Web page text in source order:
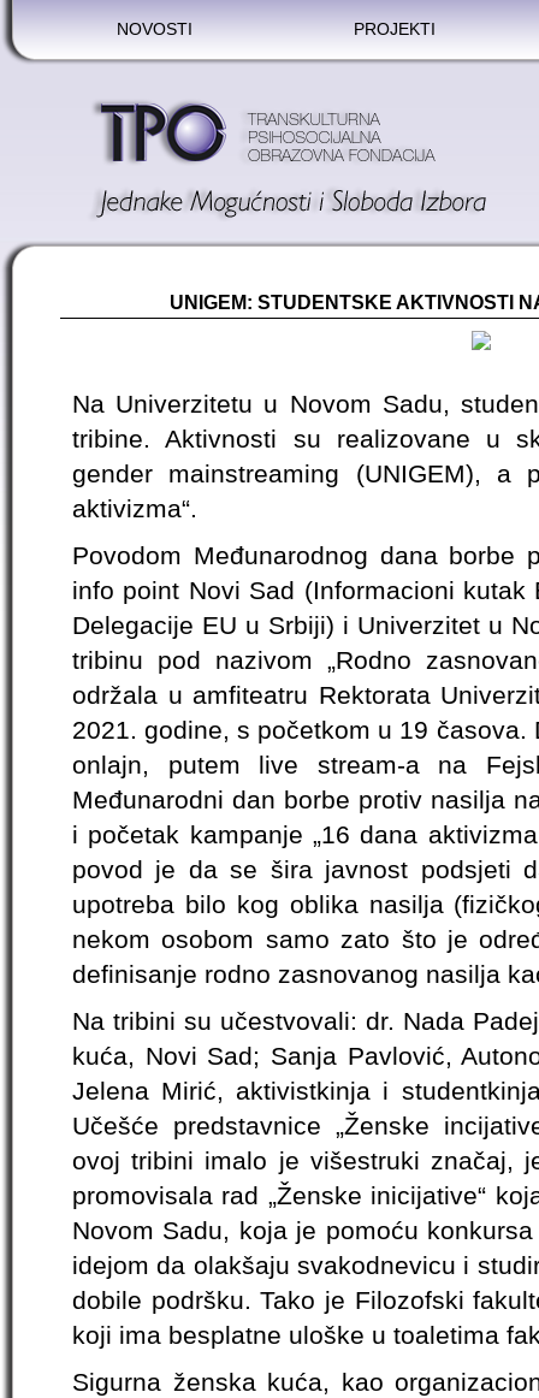
NOVOSTI PROJEKTI
UNIGEM: STUDENTSKE AKTIVNOSTI
Na Univerzitetu u Novom Sadu,
tribine. Aktivnosti su realizovane u
gender mainstreaming (UNIGEM), a
aktivizma“.
Povodom Međunarodnog dana borbe
info point Novi Sad (Informacioni
Delegacije EU u Srbiji) i Univerzitet u
tribinu pod nazivom „Rodno
održala u amfiteatru Rektorata
2021. godine, s početkom u 19
onlajn, putem live stream-a na
Međunarodni dan borbe protiv nasilja
i početak kampanje „16 dana
povod je da se šira javnost podsjeti
upotreba bilo kog oblika nasilja
nekom osobom samo zato što je
definisanje rodno zasnovanog nasilja
Na tribini su učestvovali: dr. Nada
kuća, Novi Sad; Sanja Pavlović,
Jelena Mirić, aktivistkinja i
Učešće predstavnice „Ženske
ovoj tribini imalo je višestruki značaj,
promovisala rad „Ženske inicijative“
Novom Sadu, koja je pomoću
idejom da olakšaju svakodnevicu i
dobile podršku. Tako je Filozofski
koji ima besplatne uloške u toaletima
Sigurna ženska kuća, kao